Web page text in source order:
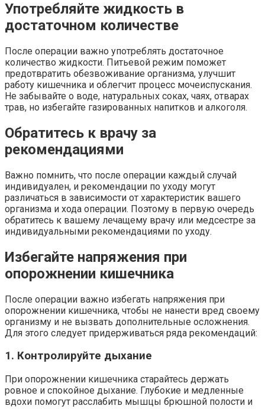
Употребляйте жидкость в
достаточном количестве
После операции важно употреблять достаточное
количество жидкости. Питьевой режим поможет
предотвратить обезвоживание организма, улучшит
работу кишечника и облегчит процесс мочеиспускания.
Не забывайте о воде, натуральных соках, чаях, отварах
трав, но избегайте газированных напитков и алкоголя.
Обратитесь к врачу за
рекомендациями
Важно помнить, что после операции каждый случай
индивидуален, и рекомендации по уходу могут
различаться в зависимости от характеристик вашего
организма и хода операции. Поэтому в первую очередь
обратитесь к вашему лечащему врачу или медсестре за
индивидуальными рекомендациями по уходу.
Избегайте напряжения при
опорожнении кишечника
После операции важно избегать напряжения при
опорожнении кишечника, чтобы не нанести вред своему
организму и не вызвать дополнительные осложнения.
Для этого следует придерживаться ряда рекомендаций:
1. Контролируйте дыхание
При опорожнении кишечника старайтесь держать
ровное и спокойное дыхание. Глубокие и медленные
вдохи помогут расслабить мышцы брюшной полости и